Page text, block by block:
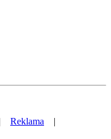
Reklama |